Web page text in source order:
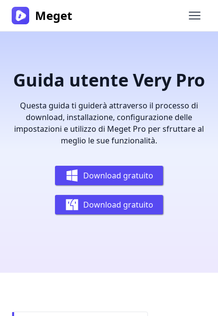
Apri il
Meget
Guida utente Very Pro
Questa guida ti guiderà attraverso il processo di
download, installazione, configurazione delle
impostazioni e utilizzo di Meget Pro per sfruttare al
meglio le sue funzionalità.
Download gratuito
Download gratuito